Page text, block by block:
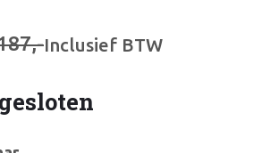
Inclusief BTW